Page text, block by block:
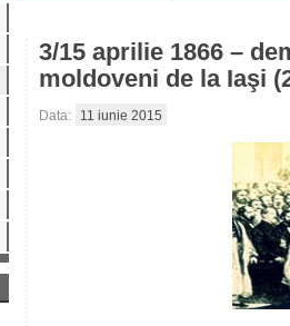
3/15 aprilie 1866 –
moldoveni de la Iaşi
Data: 11 iunie 2015